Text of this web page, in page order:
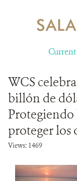
MECANISMO
WCS
billón de
Protegiendo
proteger los
Views: 1469